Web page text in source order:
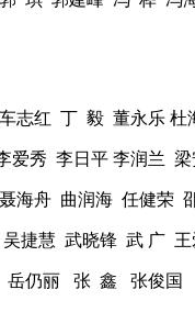
志红 丁 毅 董永乐
爱秀 李日平 李润兰
海舟 曲润海 任健荣
捷慧 武晓锋 武 广 王
岳仍丽 张 鑫 张俊国